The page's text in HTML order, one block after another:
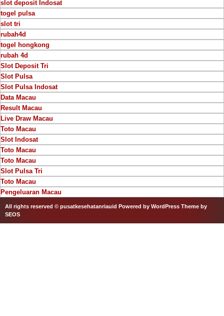
slot deposit Indosat
togel pulsa
slot tri
rubah4d
togel hongkong
rubah 4d
Slot Deposit Tri
Slot Pulsa
Slot Pulsa Indosat
Data Macau
Result Macau
Live Draw Macau
Toto Macau
Slot Indosat
Toto Macau
Toto Macau
Slot Pulsa Tri
Toto Macau
Pengeluaran Macau
All rights reserved © pusatkesehatanriauid Powered by WordPress Theme by
SEOS